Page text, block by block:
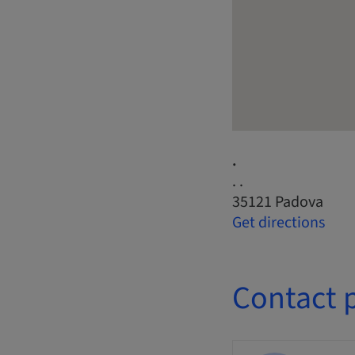
.
. .
35121 Padova
Get directions
Contact